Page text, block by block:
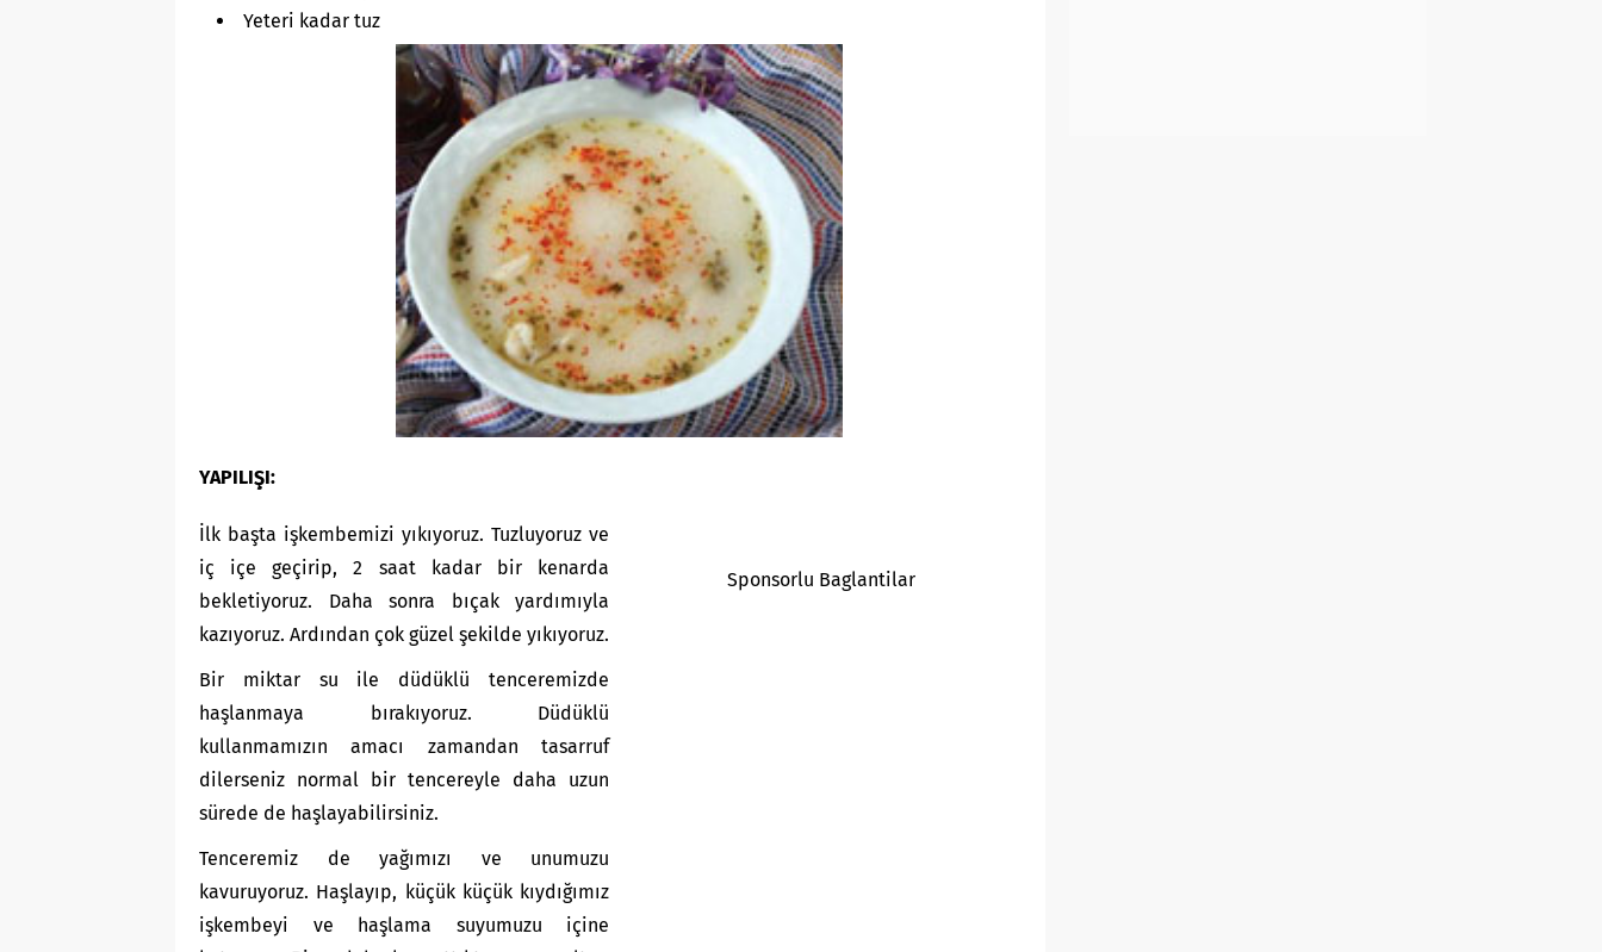
Yeteri kadar tuz
YAPILIŞI:
Sponsorlu Baglantilar
İlk başta işkembemizi yıkıyoruz. Tuzluyoruz ve
iç içe geçirip, 2 saat kadar bir kenarda
bekletiyoruz. Daha sonra bıçak yardımıyla
kazıyoruz. Ardından çok güzel şekilde yıkıyoruz.
Bir miktar su ile düdüklü tenceremizde
haşlanmaya bırakıyoruz. Düdüklü
kullanmamızın amacı zamandan tasarruf
dilerseniz normal bir tencereyle daha uzun
sürede de haşlayabilirsiniz.
Tenceremiz de yağımızı ve unumuzu
kavuruyoruz. Haşlayıp, küçük küçük kıydığımız
işkembeyi ve haşlama suyumuzu içine